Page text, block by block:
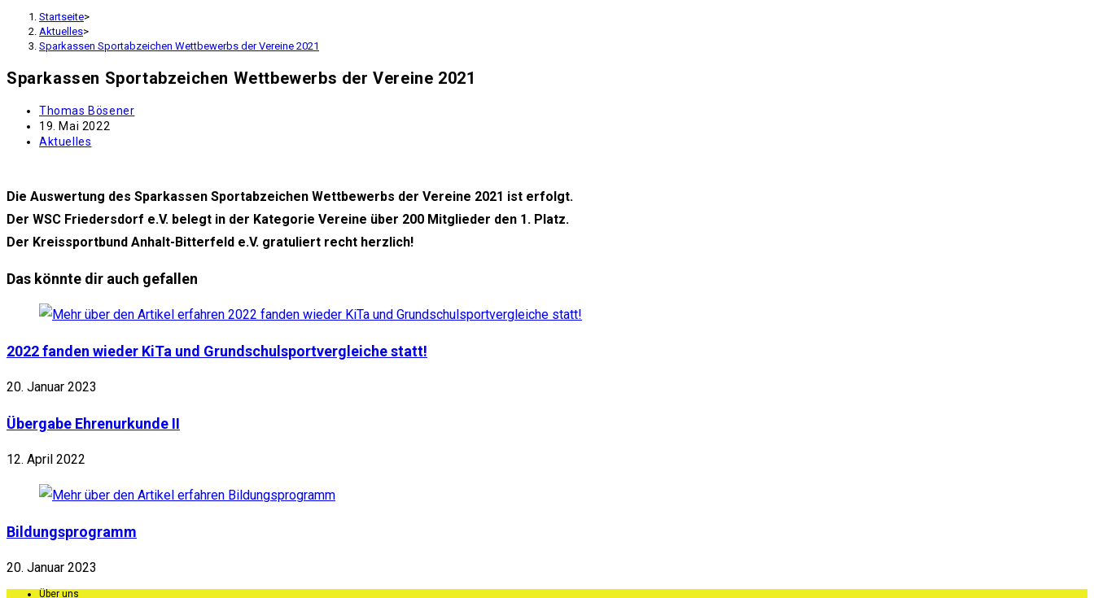
Startseite>
Aktuelles>
Sparkassen Sportabzeichen Wettbewerbs der Vereine 2021
Sparkassen Sportabzeichen Wettbewerbs der Vereine 2021
Beitrags-
Autor:
Thomas Bösener
Beitrag
veröffentlicht:
19. Mai 2022
Beitrags-
Aktuelles
Die Auswertung des Sparkassen Sportabzeichen Wettbewerbs der Vereine 2021 ist erfolgt.
Der WSC Friedersdorf e.V. belegt in der Kategorie Vereine über 200 Mitglieder den 1. Platz.
Der Kreissportbund Anhalt-Bitterfeld e.V. gratuliert recht herzlich!
Das könnte dir auch gefallen
2022 fanden wieder KiTa und Grundschulsportvergleiche statt!
20. Januar 2023
Übergabe Ehrenurkunde II
12. April 2022
Bildungsprogramm
20. Januar 2023
Über uns